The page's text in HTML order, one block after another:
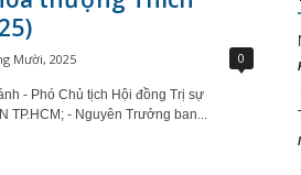
Mười, 2025 0
- Phó Chủ tịch Hội đồng Trị sự
TP.HCM; - Nguyên Trưởng ban...